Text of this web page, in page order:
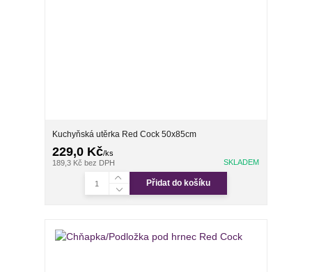
Kuchyňská utěrka Red Cock 50x85cm
229,0 Kč/ks
189,3 Kč bez DPH SKLADEM
Přidat do košíku